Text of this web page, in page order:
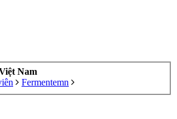
Nam
Fermentemn